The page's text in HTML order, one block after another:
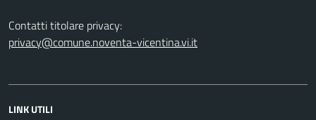
Contatti titolare privacy:
privacy@comune.noventa-vicentina.vi.it
LINK UTILI